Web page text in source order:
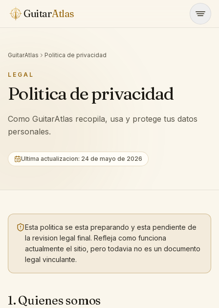
Saltar al contenido
GuitarAtlas
GuitarAtlas Politica de privacidad
LEGAL
Politica de privacidad
Como GuitarAtlas recopila, usa y protege tus datos
personales.
Ultima actualizacion: 24 de mayo de 2026
Esta politica se esta preparando y esta pendiente de
la revision legal final. Refleja como funciona
actualmente el sitio, pero todavia no es un documento
legal vinculante.
1. Quienes somos